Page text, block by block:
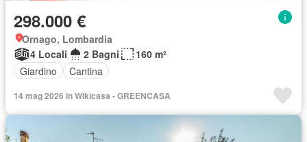
298.000 €
Ornago, Lombardia
4 Locali
2 Bagni
160 m²
Giardino
Cantina
14 mag 2026 in Wikicasa - GREENCASA